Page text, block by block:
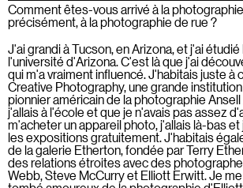
Comment êtes-vous arrivé à la
précisément, à la photographie de rue ?
J'ai grandi à Tucson, en Arizona, et j'ai
l'université d'Arizona. C'est là que j'ai
qui m'a vraiment influencé. J'habitais juste à
Creative Photography, une grande
pionnier américain de la photographie
j'allais à l'école et que je n'avais pas assez
m'acheter un appareil photo, j'allais là-bas
les expositions gratuitement. J'habitais
de la galerie Etherton, fondée par Terry
des relations étroites avec des
Webb, Steve McCurry et Elliott Erwitt. Je